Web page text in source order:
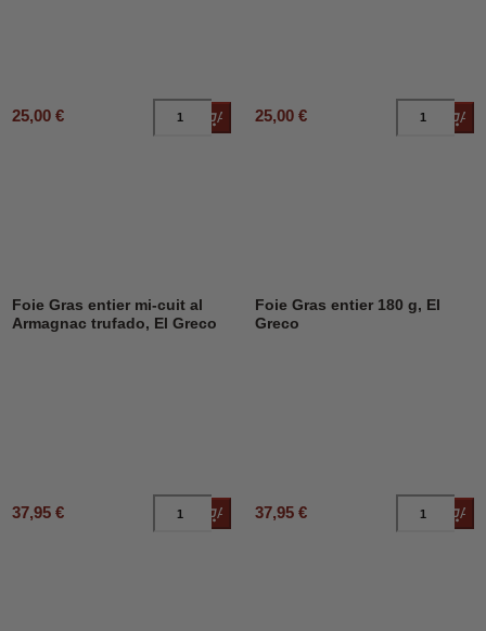
25,00 € Añadir al carrito
25,00 €
Foie Gras entier mi-cuit al
Armagnac trufado, El Greco
37,95 € Añadir al carrito
Foie Gras entier 180 g, El
Greco
37,95 €